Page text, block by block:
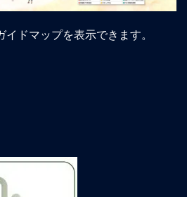
ドマップを表示できます。